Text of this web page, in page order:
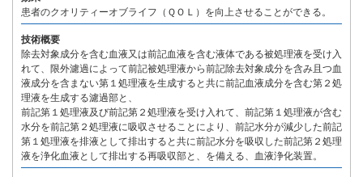
患者のクオリティーオブライフ（ＱＯＬ）を向上させることができる。
技術概要
除去対象成分を含む血液又は前記血液を含む液体である被処理液を受け入
れて、限外濾過によって前記被処理液から前記除去対象成分を含み且つ血
液成分を含まない第１処理液を生成すると共に前記血液成分を含む第２処
理液を生成する濾過部と、
前記第１処理液及び前記第２処理液を受け入れて、前記第１処理液が含む
水分を前記第２処理液に吸収させることにより、前記水分が減少した前記
第１処理液を排液として排出すると共に前記水分を吸収した前記第２処理
液を浄化血液として排出する再吸収部と、を備える、血液浄化装置。